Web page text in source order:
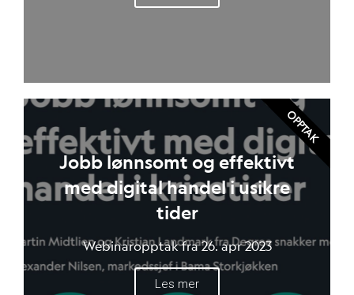
Jobb lønnsomt og effektivt
med digital handel i usikre
tider
Webinaropptak fra 26. apr 2023
Les mer
OPPTAK